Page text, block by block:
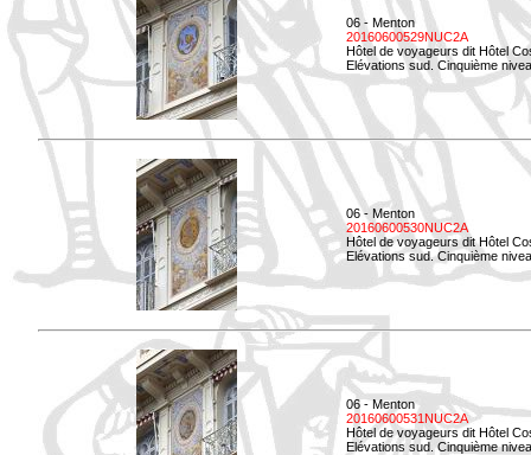
06 - Menton
20160600529NUC2A
Hôtel de voyageurs dit Hôtel
Elévations sud. Cinquième
06 - Menton
20160600530NUC2A
Hôtel de voyageurs dit Hôtel
Elévations sud. Cinquième
06 - Menton
20160600531NUC2A
Hôtel de voyageurs dit Hôtel
Elévations sud. Cinquième